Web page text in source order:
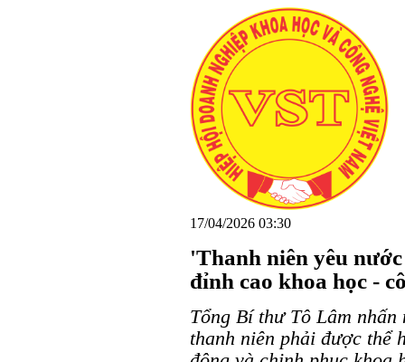
17/04/2026 03:30
'Thanh niên yêu
đỉnh cao khoa học -
Tổng Bí thư Tô Lâm
thanh niên phải được thể